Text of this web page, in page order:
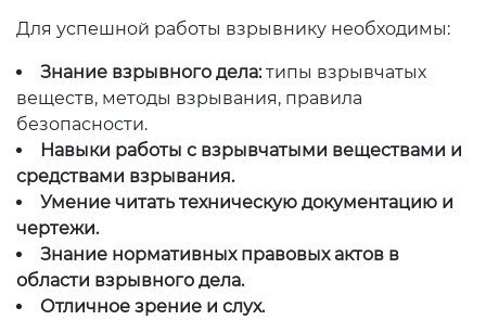
Для успешной работы взрывнику необходимы:
Знание взрывного дела:типы взрывчатых
веществ, методы взрывания, правила
безопасности.
Навыки работы с взрывчатыми веществами и
средствами взрывания.
Умение читать техническую документацию и
чертежи.
Знание нормативных правовых актов в
области взрывного дела.
Отличное зрение и слух.